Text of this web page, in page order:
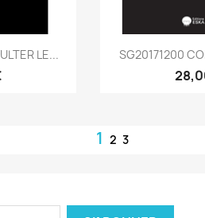
LE... 
SG20171200
1 2 3